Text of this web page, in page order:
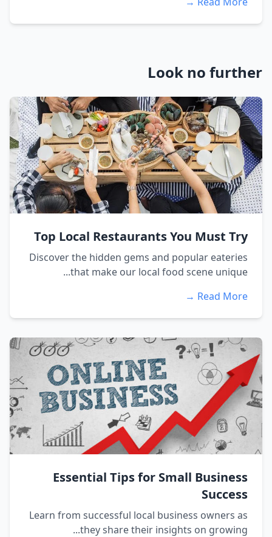
Look no further
Top Local Restaurants You Must Try
Discover the hidden gems and popular eateries
that make our local food scene unique...
Read More →
Essential Tips for Small Business
Success
Learn from successful local business owners as
they share their insights on growing...